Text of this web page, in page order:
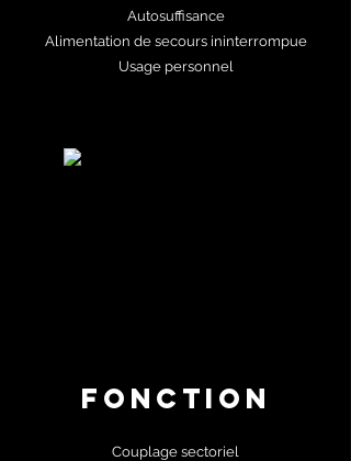
Autosuffisance
Alimentation de secours ininterrompue
Usage personnel
fonction
Couplage sectoriel